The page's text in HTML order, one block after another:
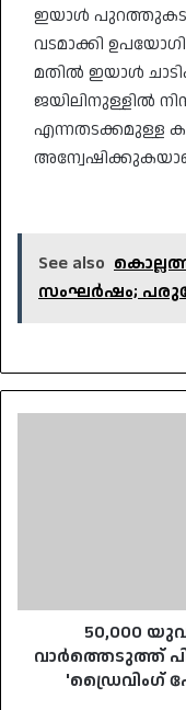
ഇയാൾ
വടമാക്കി
മതിൽ ഇയാൾ
ജയിലിനുള്ളിൽ
എന്നതടക്കമുള്ള
See also
സംഘർഷം;
യും:
'ഡ്രൈവിംഗ്
ഫോഴ്‌സ്'
പരിപാടി
50,000
വാർത്തെടുത്ത്
'ഡ്രൈവിംഗ്